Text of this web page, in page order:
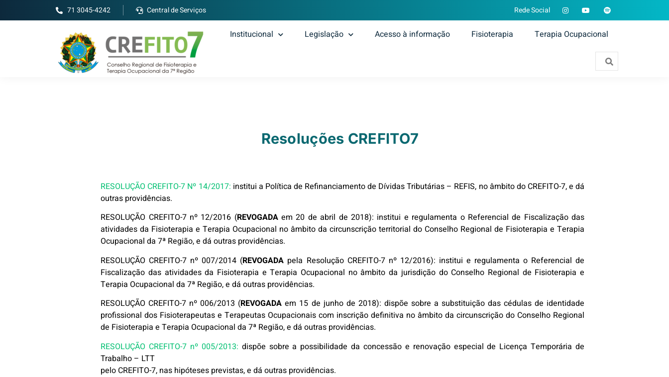
71 3045-4242 Central de Serviços Rede Social
Institucional Legislação Acesso à informação Fisioterapia Terapia Ocupacional
Resoluções CREFITO7
RESOLUÇÃO CREFITO-7 Nº 14/2017: institui a Política de Refinanciamento de Dívidas Tributárias – REFIS, no âmbito do CREFITO-7, e dá
outras providências.
RESOLUÇÃO CREFITO-7 nº 12/2016 (REVOGADAem 20 de abril de 2018): institui e regulamenta o Referencial de Fiscalização das
atividades da Fisioterapia e Terapia Ocupacional no âmbito da circunscrição territorial do Conselho Regional de Fisioterapia e Terapia
Ocupacional da 7ª Região, e dá outras providências.
RESOLUÇÃO CREFITO-7 nº 007/2014 (REVOGADA pela Resolução CREFITO-7 nº 12/2016): institui e regulamenta o Referencial de
Fiscalização das atividades da Fisioterapia e Terapia Ocupacional no âmbito da jurisdição do Conselho Regional de Fisioterapia e
Terapia Ocupacional da 7ª Região, e dá outras providências.
RESOLUÇÃO CREFITO-7 nº 006/2013 (REVOGADA em 15 de junho de 2018): dispõe sobre a substituição das cédulas de identidade
profissional dos Fisioterapeutas e Terapeutas Ocupacionais com inscrição definitiva no âmbito da circunscrição do Conselho Regional
de Fisioterapia e Terapia Ocupacional da 7ª Região, e dá outras providências.
RESOLUÇÃO CREFITO-7 nº 005/2013: dispõe sobre a possibilidade da concessão e renovação especial de Licença Temporária de
Trabalho – LTT
pelo CREFITO-7, nas hipóteses previstas, e dá outras providências.